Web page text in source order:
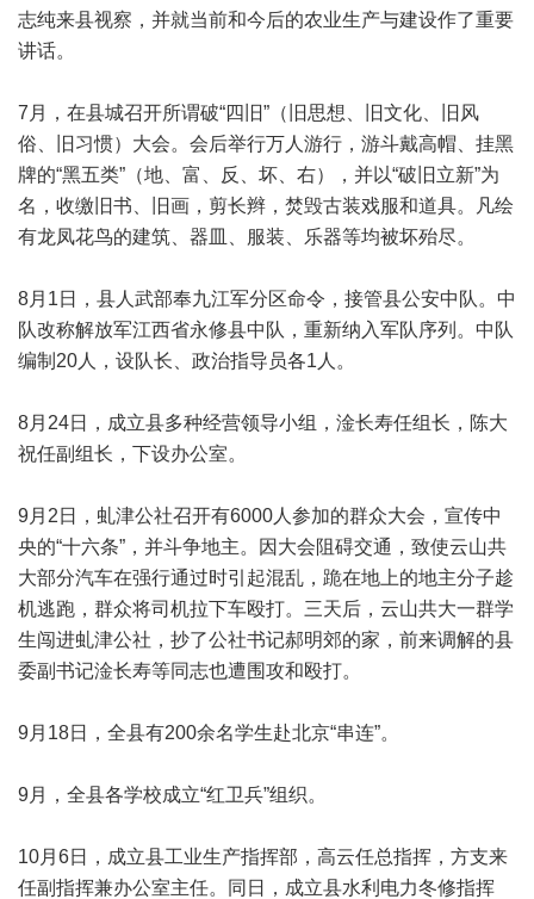
志纯来县视察，并就当前和今后的农业生产与建设作了重要
讲话。
7月，在县城召开所谓破“四旧”（旧思想、旧文化、旧风
俗、旧习惯）大会。会后举行万人游行，游斗戴高帽、挂黑
牌的“黑五类”（地、富、反、坏、右），并以“破旧立新”为
名，收缴旧书、旧画，剪长辫，焚毁古装戏服和道具。凡绘
有龙凤花鸟的建筑、器皿、服装、乐器等均被坏殆尽。
8月1日，县人武部奉九江军分区命令，接管县公安中队。中
队改称解放军江西省永修县中队，重新纳入军队序列。中队
编制20人，设队长、政治指导员各1人。
8月24日，成立县多种经营领导小组，淦长寿任组长，陈大
祝任副组长，下设办公室。
9月2日，虬津公社召开有6000人参加的群众大会，宣传中
央的“十六条”，并斗争地主。因大会阻碍交通，致使云山共
大部分汽车在强行通过时引起混乱，跪在地上的地主分子趁
机逃跑，群众将司机拉下车殴打。三天后，云山共大一群学
生闯进虬津公社，抄了公社书记郝明郊的家，前来调解的县
委副书记淦长寿等同志也遭围攻和殴打。
9月18日，全县有200余名学生赴北京“串连”。
9月，全县各学校成立“红卫兵”组织。
10月6日，成立县工业生产指挥部，高云任总指挥，方支来
任副指挥兼办公室主任。同日，成立县水利电力冬修指挥